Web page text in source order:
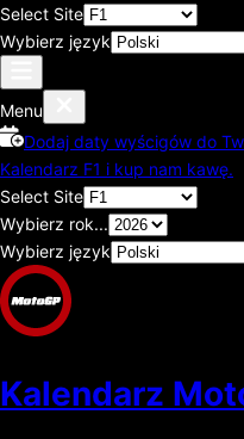
Select Site
Wybierz język
Menu
Dodaj daty wyścigów do
Kalendarz F1 i kup nam kawę.
Select Site
Wybierz rok...
Wybierz język
Kalendarz